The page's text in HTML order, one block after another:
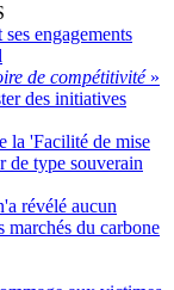
engagements
de compétitivité»
des initiatives
la 'Facilité de mise
de type souverain
révélé aucun
marchés du carbone